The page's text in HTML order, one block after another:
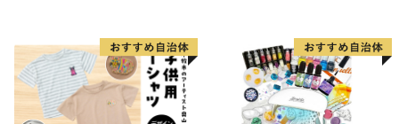
る存在として地元民に愛されています。映画「フラガー
ル」をはじめ、ドラマ・CM等のロケーションとしても
数多く起用されており、中でも、那珂湊駅は築100年を
超えた趣のある木造駅舎が魅力的で「関東の駅百選」に